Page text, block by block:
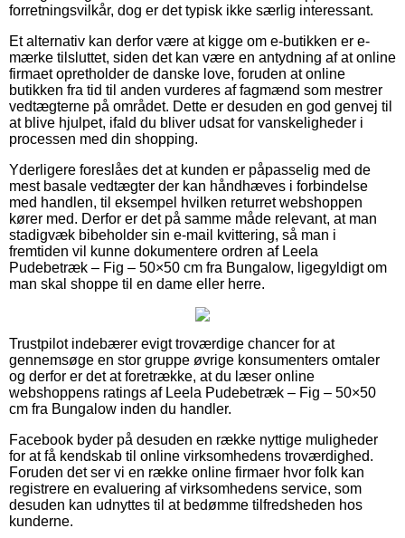
forretningsvilkår, dog er det typisk ikke særlig interessant.
Et alternativ kan derfor være at kigge om e-butikken er e-
mærke tilsluttet, siden det kan være en antydning af at online
firmaet opretholder de danske love, foruden at online
butikken fra tid til anden vurderes af fagmænd som mestrer
vedtægterne på området. Dette er desuden en god genvej til
at blive hjulpet, ifald du bliver udsat for vanskeligheder i
processen med din shopping.
Yderligere foreslåes det at kunden er påpasselig med de
mest basale vedtægter der kan håndhæves i forbindelse
med handlen, til eksempel hvilken returret webshoppen
kører med. Derfor er det på samme måde relevant, at man
stadigvæk bibeholder sin e-mail kvittering, så man i
fremtiden vil kunne dokumentere ordren af Leela
Pudebetræk – Fig – 50×50 cm fra Bungalow, ligegyldigt om
man skal shoppe til en dame eller herre.
Trustpilot indebærer evigt troværdige chancer for at
gennemsøge en stor gruppe øvrige konsumenters omtaler
og derfor er det at foretrække, at du læser online
webshoppens ratings af Leela Pudebetræk – Fig – 50×50
cm fra Bungalow inden du handler.
Facebook byder på desuden en række nyttige muligheder
for at få kendskab til online virksomhedens troværdighed.
Foruden det ser vi en række online firmaer hvor folk kan
registrere en evaluering af virksomhedens service, som
desuden kan udnyttes til at bedømme tilfredsheden hos
kunderne.